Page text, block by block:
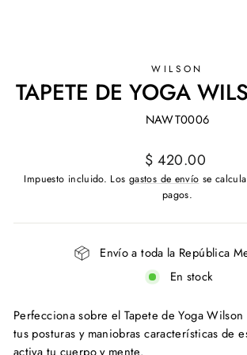
WILSON
TAPETE DE YOGA
NAWT0006
Precio
habitual
$ 420.00
Impuesto incluido. Los gastos de envío se
pagos.
Envío a toda la República
En stock
Perfecciona sobre el Tapete de Yoga
tus posturas y maniobras características de